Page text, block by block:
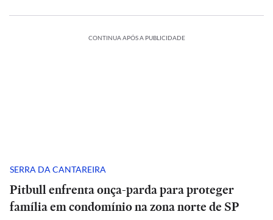
CONTINUA APÓS A PUBLICIDADE
SERRA DA CANTAREIRA
Pitbull enfrenta onça-parda para proteger
família em condomínio na zona norte de SP